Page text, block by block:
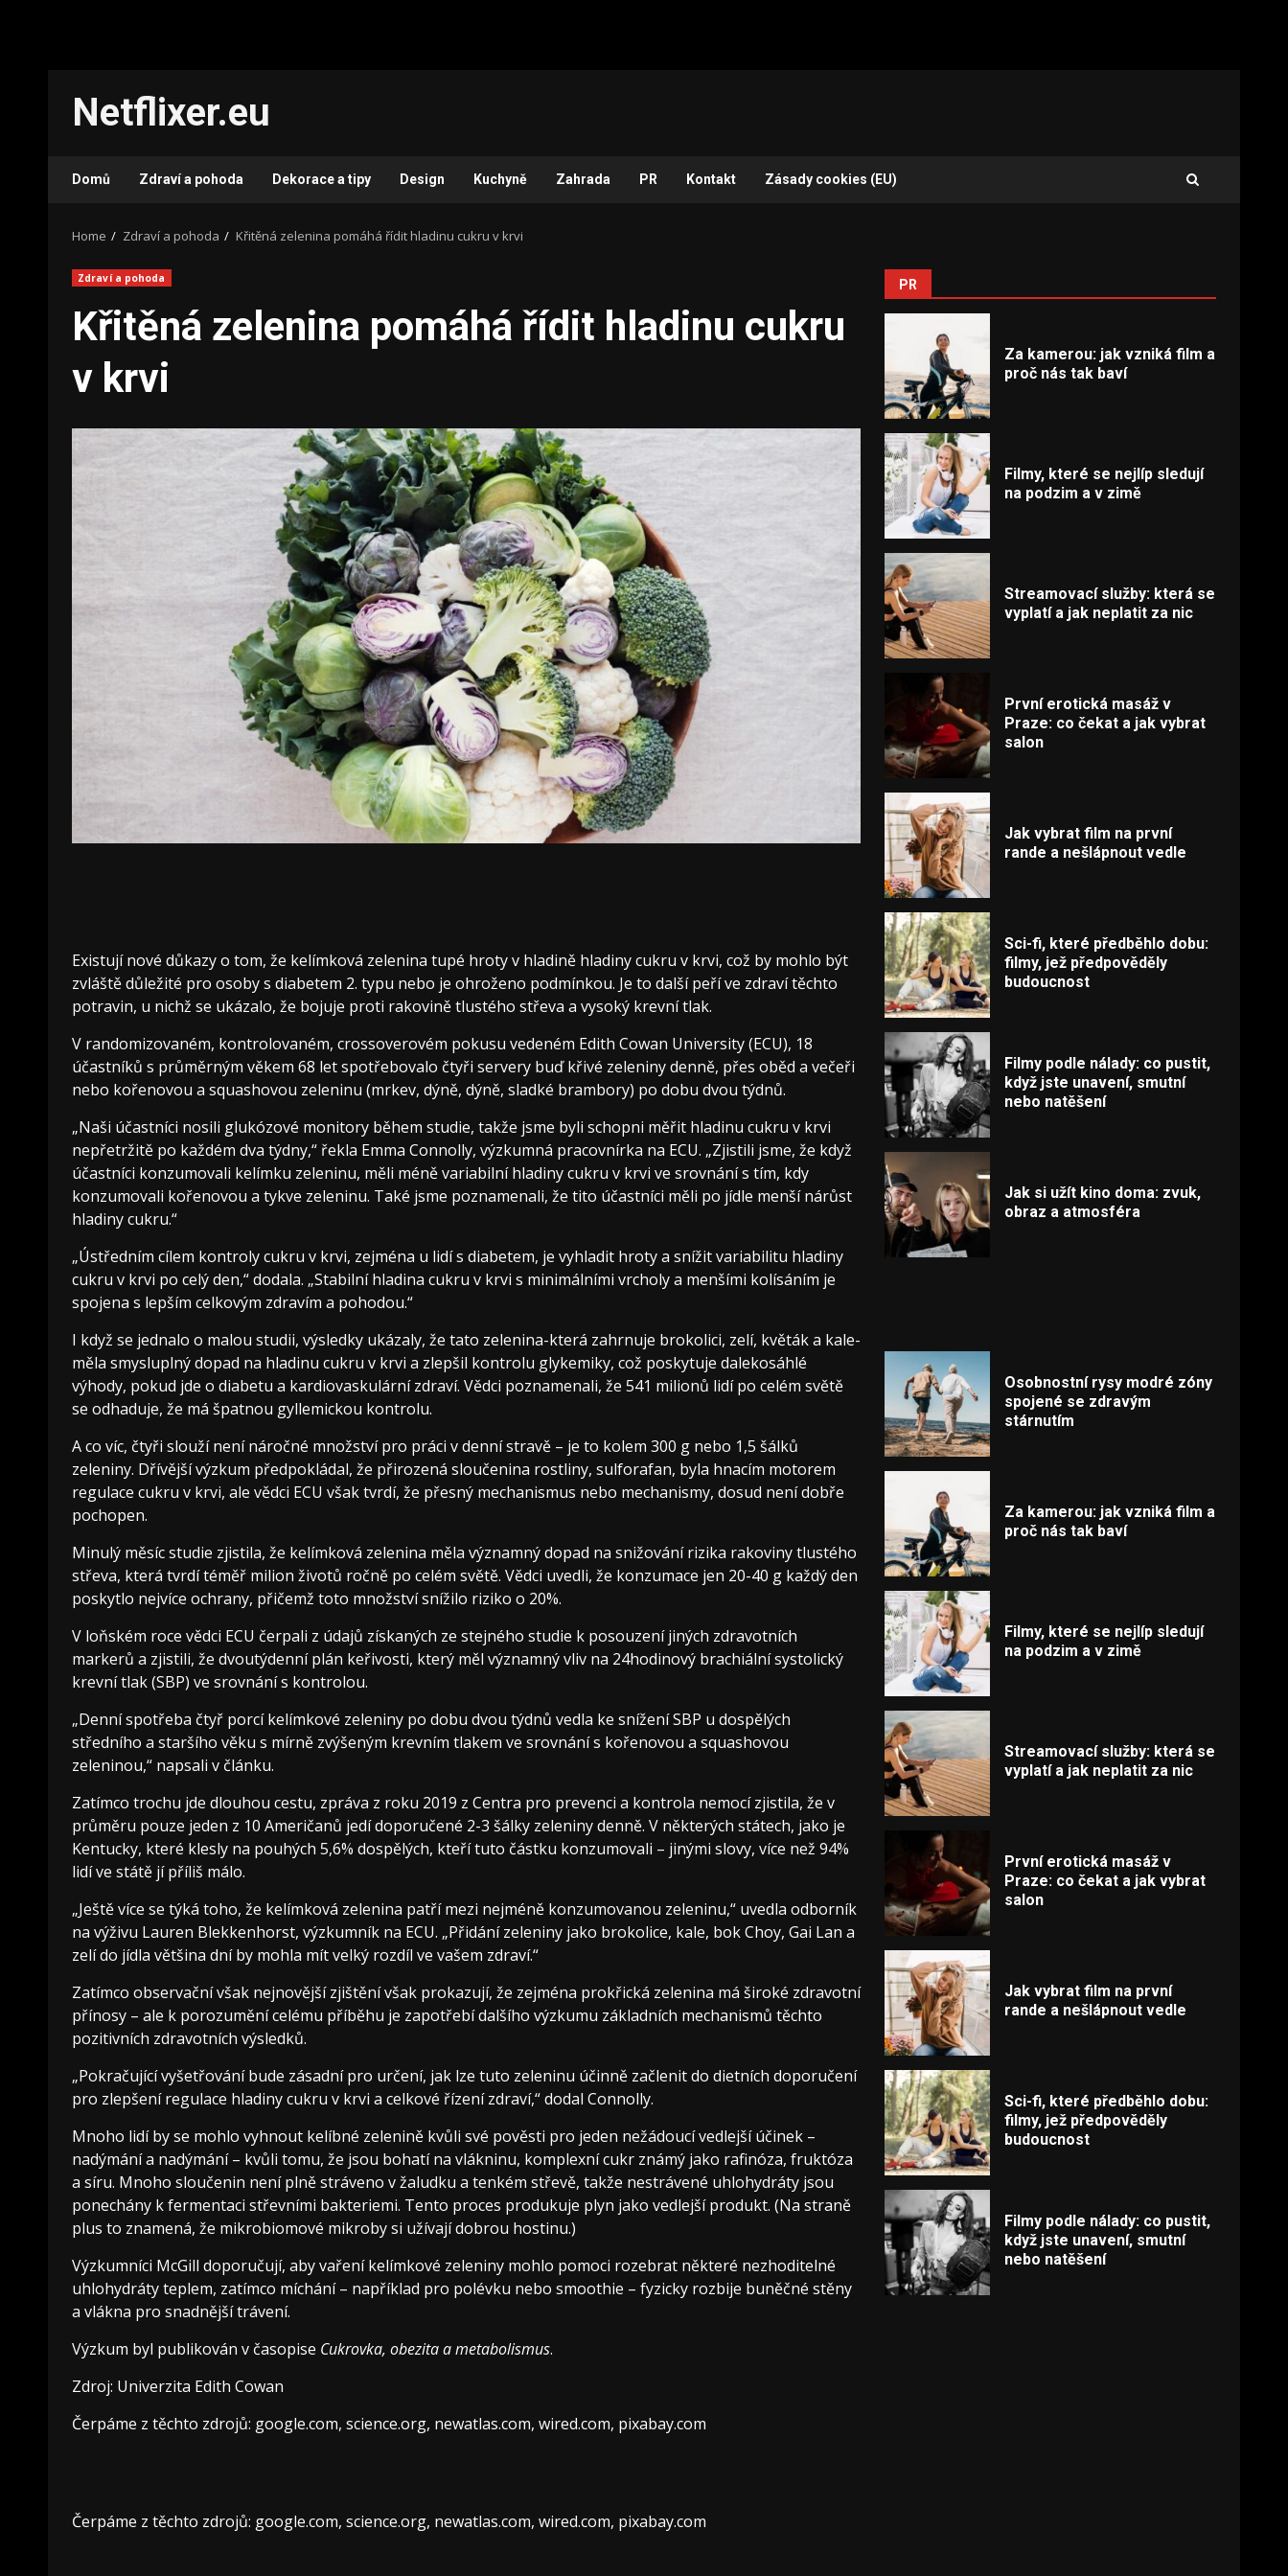
content
Netflixer.eu
Domů Zdraví a pohoda Dekorace a tipy Design Kuchyně Zahrada PR Kontakt Zásady cookies (EU)
Home Zdraví a pohoda Křitěná zelenina pomáhá řídit hladinu cukru v krvi
Zdraví a pohoda
Křitěná zelenina pomáhá řídit hladinu cukru
v krvi
Existují nové důkazy o tom, že kelímková zelenina tupé hroty v hladině hladiny cukru v krvi, což by mohlo být
zvláště důležité pro osoby s diabetem 2. typu nebo je ohroženo podmínkou. Je to další peří ve zdraví těchto
potravin, u nichž se ukázalo, že bojuje proti rakovině tlustého střeva a vysoký krevní tlak.
V randomizovaném, kontrolovaném, crossoverovém pokusu vedeném Edith Cowan University (ECU), 18
účastníků s průměrným věkem 68 let spotřebovalo čtyři servery buď křivé zeleniny denně, přes oběd a večeři
nebo kořenovou a squashovou zeleninu (mrkev, dýně, dýně, sladké brambory) po dobu dvou týdnů.
„Naši účastníci nosili glukózové monitory během studie, takže jsme byli schopni měřit hladinu cukru v krvi
nepřetržitě po každém dva týdny,“ řekla Emma Connolly, výzkumná pracovnírka na ECU. „Zjistili jsme, že když
účastníci konzumovali kelímku zeleninu, měli méně variabilní hladiny cukru v krvi ve srovnání s tím, kdy
konzumovali kořenovou a tykve zeleninu. Také jsme poznamenali, že tito účastníci měli po jídle menší nárůst
hladiny cukru.“
„Ústředním cílem kontroly cukru v krvi, zejména u lidí s diabetem, je vyhladit hroty a snížit variabilitu hladiny
cukru v krvi po celý den,“ dodala. „Stabilní hladina cukru v krvi s minimálními vrcholy a menšími kolísáním je
spojena s lepším celkovým zdravím a pohodou.“
I když se jednalo o malou studii, výsledky ukázaly, že tato zelenina-která zahrnuje brokolici, zelí, květák a kale-
měla smysluplný dopad na hladinu cukru v krvi a zlepšil kontrolu glykemiky, což poskytuje dalekosáhlé
výhody, pokud jde o diabetu a kardiovaskulární zdraví. Vědci poznamenali, že 541 milionů lidí po celém světě
se odhaduje, že má špatnou gyllemickou kontrolu.
A co víc, čtyři slouží není náročné množství pro práci v denní stravě – je to kolem 300 g nebo 1,5 šálků
zeleniny. Dřívější výzkum předpokládal, že přirozená sloučenina rostliny, sulforafan, byla hnacím motorem
regulace cukru v krvi, ale vědci ECU však tvrdí, že přesný mechanismus nebo mechanismy, dosud není dobře
pochopen.
Minulý měsíc studie zjistila, že kelímková zelenina měla významný dopad na snižování rizika rakoviny tlustého
střeva, která tvrdí téměř milion životů ročně po celém světě. Vědci uvedli, že konzumace jen 20-40 g každý den
poskytlo nejvíce ochrany, přičemž toto množství snížilo riziko o 20%.
V loňském roce vědci ECU čerpali z údajů získaných ze stejného studie k posouzení jiných zdravotních
markerů a zjistili, že dvoutýdenní plán keřivosti, který měl významný vliv na 24hodinový brachiální systolický
krevní tlak (SBP) ve srovnání s kontrolou.
„Denní spotřeba čtyř porcí kelímkové zeleniny po dobu dvou týdnů vedla ke snížení SBP u dospělých
středního a staršího věku s mírně zvýšeným krevním tlakem ve srovnání s kořenovou a squashovou
zeleninou,“ napsali v článku.
Zatímco trochu jde dlouhou cestu, zpráva z roku 2019 z Centra pro prevenci a kontrola nemocí zjistila, že v
průměru pouze jeden z 10 Američanů jedí doporučené 2-3 šálky zeleniny denně. V některých státech, jako je
Kentucky, které klesly na pouhých 5,6% dospělých, kteří tuto částku konzumovali – jinými slovy, více než 94%
lidí ve státě jí příliš málo.
„Ještě více se týká toho, že kelímková zelenina patří mezi nejméně konzumovanou zeleninu,“ uvedla odborník
na výživu Lauren Blekkenhorst, výzkumník na ECU. „Přidání zeleniny jako brokolice, kale, bok Choy, Gai Lan a
zelí do jídla většina dní by mohla mít velký rozdíl ve vašem zdraví.“
Zatímco observační však nejnovější zjištění však prokazují, že zejména prokřická zelenina má široké zdravotní
přínosy – ale k porozumění celému příběhu je zapotřebí dalšího výzkumu základních mechanismů těchto
pozitivních zdravotních výsledků.
„Pokračující vyšetřování bude zásadní pro určení, jak lze tuto zeleninu účinně začlenit do dietních doporučení
pro zlepšení regulace hladiny cukru v krvi a celkové řízení zdraví,“ dodal Connolly.
Mnoho lidí by se mohlo vyhnout kelíbné zelenině kvůli své pověsti pro jeden nežádoucí vedlejší účinek –
nadýmání a nadýmání – kvůli tomu, že jsou bohatí na vlákninu, komplexní cukr známý jako rafinóza, fruktóza
a síru. Mnoho sloučenin není plně stráveno v žaludku a tenkém střevě, takže nestrávené uhlohydráty jsou
ponechány k fermentaci střevními bakteriemi. Tento proces produkuje plyn jako vedlejší produkt. (Na straně
plus to znamená, že mikrobiomové mikroby si užívají dobrou hostinu.)
Výzkumníci McGill doporučují, aby vaření kelímkové zeleniny mohlo pomoci rozebrat některé nezhoditelné
uhlohydráty teplem, zatímco míchání – například pro polévku nebo smoothie – fyzicky rozbije buněčné stěny
a vlákna pro snadnější trávení.
Výzkum byl publikován v časopise Cukrovka, obezita a metabolismus.
Zdroj: Univerzita Edith Cowan
Čerpáme z těchto zdrojů: google.com, science.org, newatlas.com, wired.com, pixabay.com
Čerpáme z těchto zdrojů: google.com, science.org, newatlas.com, wired.com, pixabay.com
PR
Za kamerou: jak vzniká film a
proč nás tak baví
Filmy, které se nejlíp sledují
na podzim a v zimě
Streamovací služby: která se
vyplatí a jak neplatit za nic
První erotická masáž v
Praze: co čekat a jak vybrat
salon
Jak vybrat film na první
rande a nešlápnout vedle
Sci-fi, které předběhlo dobu:
filmy, jež předpověděly
budoucnost
Filmy podle nálady: co pustit,
když jste unavení, smutní
nebo natěšení
Jak si užít kino doma: zvuk,
obraz a atmosféra
Osobnostní rysy modré zóny
spojené se zdravým
stárnutím
Za kamerou: jak vzniká film a
proč nás tak baví
Filmy, které se nejlíp sledují
na podzim a v zimě
Streamovací služby: která se
vyplatí a jak neplatit za nic
První erotická masáž v
Praze: co čekat a jak vybrat
salon
Jak vybrat film na první
rande a nešlápnout vedle
Sci-fi, které předběhlo dobu:
filmy, jež předpověděly
budoucnost
Filmy podle nálady: co pustit,
když jste unavení, smutní
nebo natěšení